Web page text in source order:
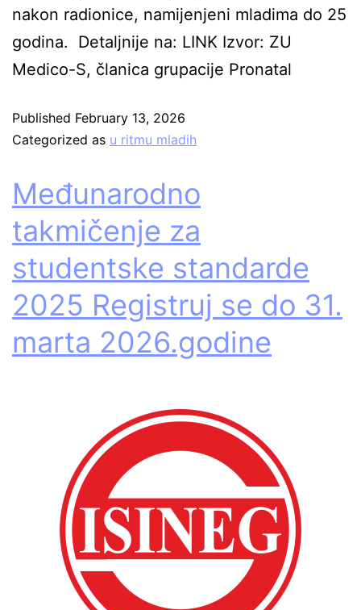
nakon radionice, namijenjeni mladima do 25
godina. Detaljnije na: LINK Izvor: ZU
Medico-S, članica grupacije Pronatal
Published February 13, 2026
Categorized as u ritmu mladih
Međunarodno
takmičenje za
studentske standarde
2025 Registruj se do 31.
marta 2026.godine